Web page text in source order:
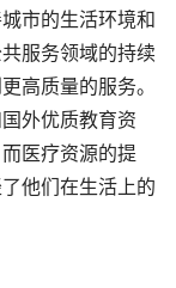
市的生活环境和
服务领域的持续
高质量的服务。
外优质教育资
医疗资源的提
他们在生活上的